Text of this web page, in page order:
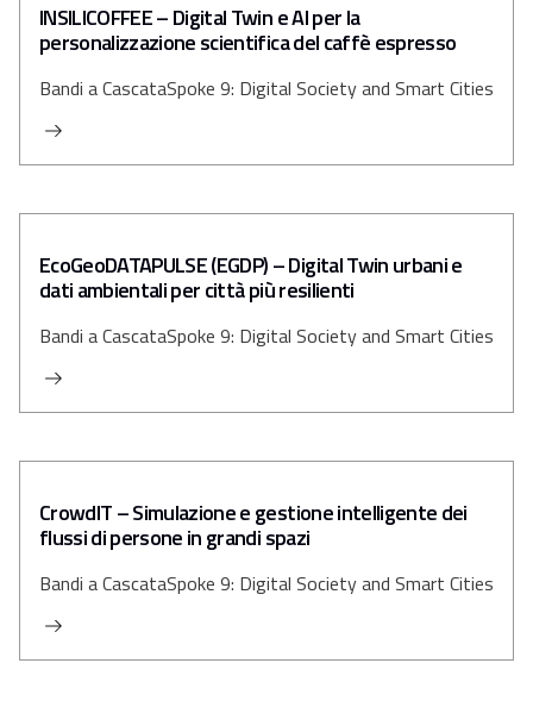
INSILICOFFEE – Digital Twin e AI per la
personalizzazione scientifica del caffè espresso
Bandi a CascataSpoke 9: Digital Society and Smart Cities
EcoGeoDATAPULSE (EGDP) – Digital Twin urbani e
dati ambientali per città più resilienti
Bandi a CascataSpoke 9: Digital Society and Smart Cities
CrowdIT – Simulazione e gestione intelligente dei
flussi di persone in grandi spazi
Bandi a CascataSpoke 9: Digital Society and Smart Cities